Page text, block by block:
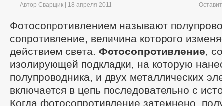
Автор Сварщик | 18 апреля 2011
Фотосопротивлением называют
сопротивление, величина которого
действием света. Фотосопротивление,
изолирующей подкладки, на которую
полупроводника, и двух металлических
включается в цепь последовательно с
Когда фотосопротивление затемнено,